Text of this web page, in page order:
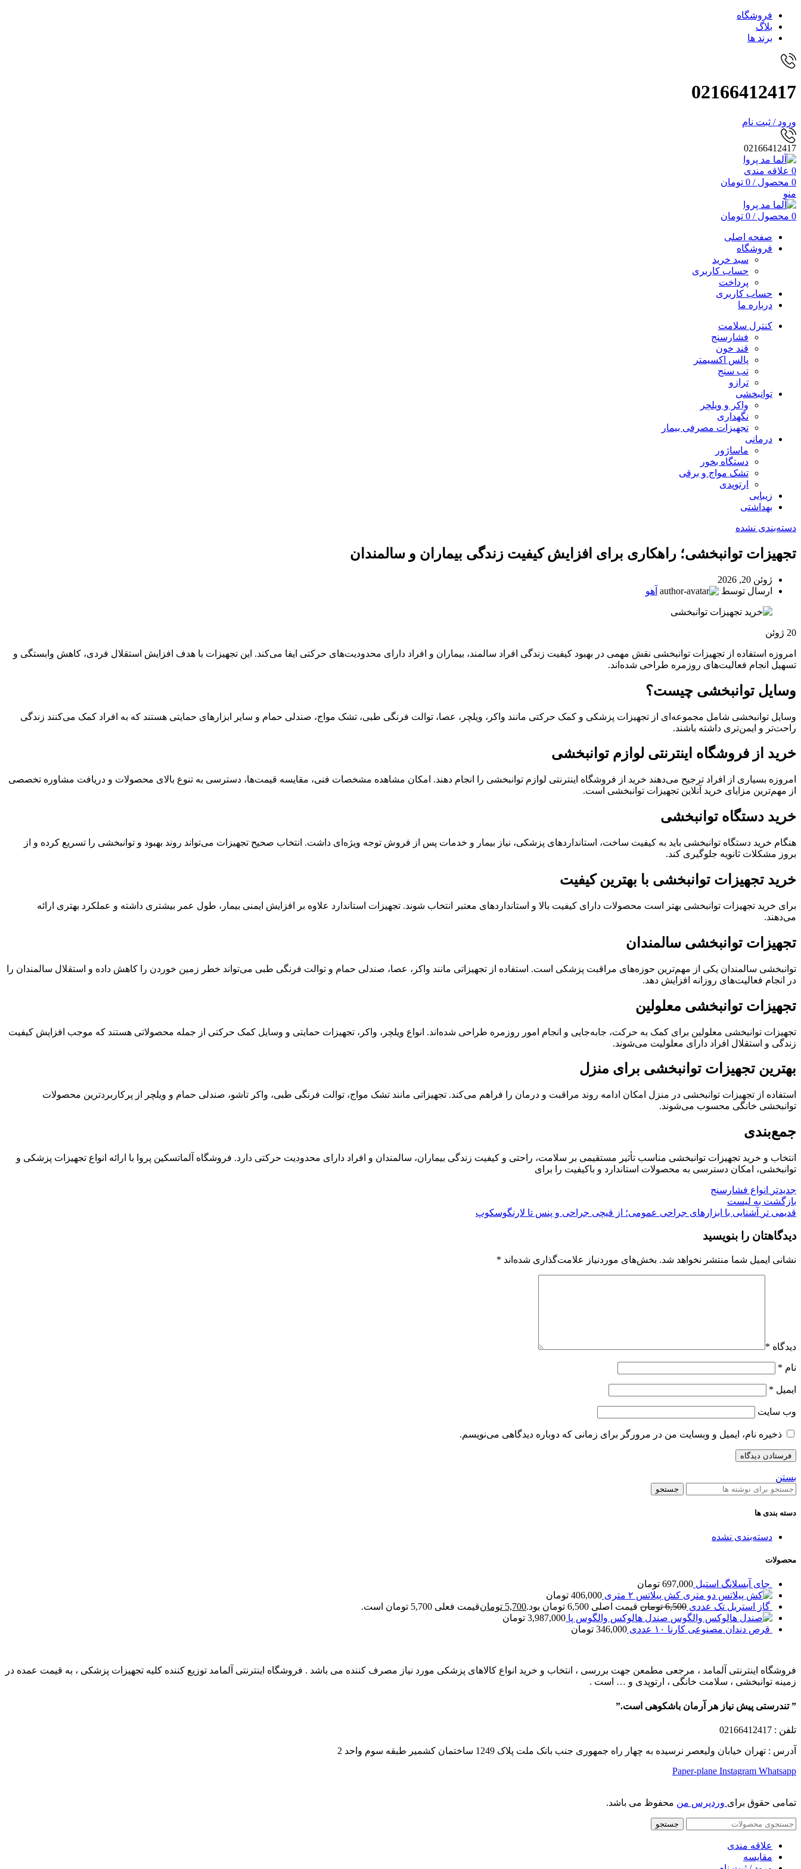
فروشگاه
بلاگ
برند ها
02166412417
ورود / ثبت نام
02166412417
0 علاقه مندی
0 محصول /
0 تومان
منو
0 محصول /
0 تومان
صفحه اصلی
فروشگاه
سبد خرید
حساب کاربری
پرداخت
حساب کاربری
درباره ما
کنترل سلامت
فشارسنج
قند خون
پالس اکسیمتر
تب سنج
ترازو
توانبخشی
واکر و ویلچر
نگهداری
تجهیزات مصرفی بیمار
درمانی
ماساژور
دستگاه بخور
تشک مواج و برقی
ارتوپدی
زیبایی
بهداشتی
دسته‌بندی نشده
تجهیزات توانبخشی؛ راهکاری برای افزایش کیفیت زندگی بیماران و سالمندان
ژوئن 20, 2026
ارسال توسط
آهو
20 ژوئن
امروزه استفاده از تجهیزات توانبخشی نقش مهمی در بهبود کیفیت زندگی افراد سالمند، بیماران و افراد دارای محدودیت‌های حرکتی ایفا می‌کند. این تجهیزات با هدف افزایش استقلال فردی، کاهش وابستگی و
تسهیل انجام فعالیت‌های روزمره طراحی شده‌اند.
وسایل توانبخشی چیست؟
وسایل توانبخشی شامل مجموعه‌ای از تجهیزات پزشکی و کمک حرکتی مانند واکر، ویلچر، عصا، توالت فرنگی طبی، تشک مواج، صندلی حمام و سایر ابزارهای حمایتی هستند که به افراد کمک می‌کنند زندگی
راحت‌تر و ایمن‌تری داشته باشند.
خرید از فروشگاه اینترنتی لوازم توانبخشی
امروزه بسیاری از افراد ترجیح می‌دهند خرید از فروشگاه اینترنتی لوازم توانبخشی را انجام دهند. امکان مشاهده مشخصات فنی، مقایسه قیمت‌ها، دسترسی به تنوع بالای محصولات و دریافت مشاوره تخصصی
از مهم‌ترین مزایای خرید آنلاین تجهیزات توانبخشی است.
خرید دستگاه توانبخشی
هنگام خرید دستگاه توانبخشی باید به کیفیت ساخت، استانداردهای پزشکی، نیاز بیمار و خدمات پس از فروش توجه ویژه‌ای داشت. انتخاب صحیح تجهیزات می‌تواند روند بهبود و توانبخشی را تسریع کرده و از
بروز مشکلات ثانویه جلوگیری کند.
خرید تجهیزات توانبخشی با بهترین کیفیت
برای خرید تجهیزات توانبخشی بهتر است محصولات دارای کیفیت بالا و استانداردهای معتبر انتخاب شوند. تجهیزات استاندارد علاوه بر افزایش ایمنی بیمار، طول عمر بیشتری داشته و عملکرد بهتری ارائه
می‌دهند.
تجهیزات توانبخشی سالمندان
توانبخشی سالمندان یکی از مهم‌ترین حوزه‌های مراقبت پزشکی است. استفاده از تجهیزاتی مانند واکر، عصا، صندلی حمام و توالت فرنگی طبی می‌تواند خطر زمین خوردن را کاهش داده و استقلال سالمندان را
در انجام فعالیت‌های روزانه افزایش دهد.
تجهیزات توانبخشی معلولین
تجهیزات توانبخشی معلولین برای کمک به حرکت، جابه‌جایی و انجام امور روزمره طراحی شده‌اند. انواع ویلچر، واکر، تجهیزات حمایتی و وسایل کمک حرکتی از جمله محصولاتی هستند که موجب افزایش کیفیت
زندگی و استقلال افراد دارای معلولیت می‌شوند.
بهترین تجهیزات توانبخشی برای منزل
استفاده از تجهیزات توانبخشی در منزل امکان ادامه روند مراقبت و درمان را فراهم می‌کند. تجهیزاتی مانند تشک مواج، توالت فرنگی طبی، واکر تاشو، صندلی حمام و ویلچر از پرکاربردترین محصولات
توانبخشی خانگی محسوب می‌شوند.
جمع‌بندی
انتخاب و خرید تجهیزات توانبخشی مناسب تأثیر مستقیمی بر سلامت، راحتی و کیفیت زندگی بیماران، سالمندان و افراد دارای محدودیت حرکتی دارد. فروشگاه آلماتسکین پروا با ارائه انواع تجهیزات پزشکی و
توانبخشی، امکان دسترسی به محصولات استاندارد و باکیفیت را برای
جدیدتر
انواع فشارسنج
بازگشت به لیست
قدیمی تر
آشنایی با ابزارهای جراحی عمومی؛ از قیچی جراحی و پنس تا لارنگوسکوپ
دیدگاهتان را بنویسید
نشانی ایمیل شما منتشر نخواهد شد. بخش‌های موردنیاز علامت‌گذاری شده‌اند *
دیدگاه *
نام *
ایمیل *
وب‌ سایت
ذخیره نام، ایمیل و وبسایت من در مرورگر برای زمانی که دوباره دیدگاهی می‌نویسم.
بستن
جستجو
دسته بندی ها
دسته‌بندی نشده
محصولات
جای آبسلانگ استیل 697,000 تومان
کش پیلاتس ۲ متری
406,000 تومان
گاز استریل تک عددی 6,500 تومان قیمت اصلی 6,500 تومان بود. 5,700 تومانقیمت فعلی 5,700 تومان است.
صندل هالوکس والگوس پا 3,987,000 تومان
قرص دندان مصنوعی کارنا ۱۰ عددی
346,000 تومان
فروشگاه اینترنتی آلمامد ، مرجعی مطمعن جهت بررسی ، انتخاب و خرید انواع کالاهای پزشکی مورد نیاز مصرف کننده می باشد . فروشگاه اینترنتی آلمامد توزیع کننده کلیه تجهیزات پزشکی ، به قیمت عمده در
زمینه توانبخشی ، سلامت خانگی ، ارتوپدی و … است .
” تندرستی پیش نیاز هر آرمان باشکوهی است.”
تلفن : 02166412417
آدرس : تهران خیابان ولیعصر نرسیده به چهار راه جمهوری جنب بانک ملت پلاک 1249 ساختمان کشمیر طبقه سوم واحد 2
Paper-plane Instagram Whatsapp
تمامی حقوق برای وردپرس من محفوظ می باشد.
جستجو
علاقه مندی
مقایسه